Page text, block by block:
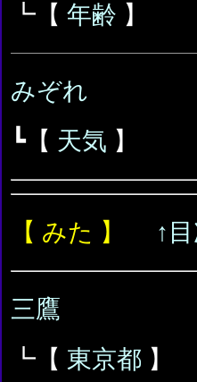
┗【 年齢 】
みぞれ
┗【 天気 】
【 みた 】 ↑
三鷹
┗【 東京都 】